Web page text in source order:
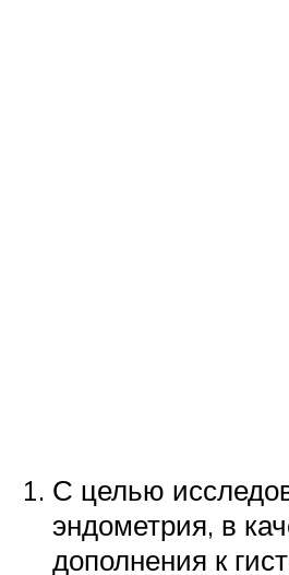
С целью
эндометрия, в
дополнения к